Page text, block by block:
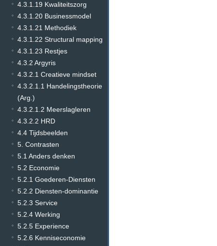
4.3.1.19 Kwaliteitszorg
4.3.1.20 Businessmodel
4.3.1.21 Methodiek
4.3.1.22 Structural mapping
4.3.1.23 Restjes
4.3.2 Argyris
4.3.2.1 Creatieve mindset
4.3.2.1.1 Handelingstheorie
(Arg.)
4.3.2.1.2 Meerslagleren
4.3.2.2 HRD
4.4 Tijdsbeelden
5. Contrasten
5.1 Anders denken
5.2 Economie
5.2.1 Goederen-Diensten
5.2.2 Diensten-dominantie
5.2.3 Service
5.2.4 Werking
5.2.5 Experience
5.2.6 Kenniseconomie